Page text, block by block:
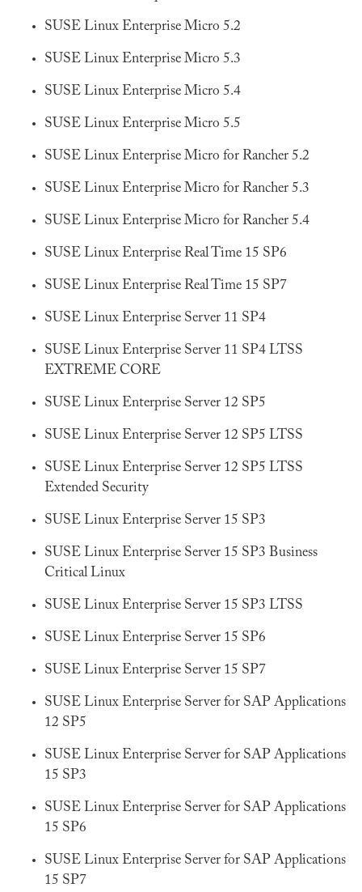
SUSE Linux Enterprise Micro 5.2
SUSE Linux Enterprise Micro 5.3
SUSE Linux Enterprise Micro 5.4
SUSE Linux Enterprise Micro 5.5
SUSE Linux Enterprise Micro for Rancher 5.2
SUSE Linux Enterprise Micro for Rancher 5.3
SUSE Linux Enterprise Micro for Rancher 5.4
SUSE Linux Enterprise Real Time 15 SP6
SUSE Linux Enterprise Real Time 15 SP7
SUSE Linux Enterprise Server 11 SP4
SUSE Linux Enterprise Server 11 SP4 LTSS
EXTREME CORE
SUSE Linux Enterprise Server 12 SP5
SUSE Linux Enterprise Server 12 SP5 LTSS
SUSE Linux Enterprise Server 12 SP5 LTSS
Extended Security
SUSE Linux Enterprise Server 15 SP3
SUSE Linux Enterprise Server 15 SP3 Business
Critical Linux
SUSE Linux Enterprise Server 15 SP3 LTSS
SUSE Linux Enterprise Server 15 SP6
SUSE Linux Enterprise Server 15 SP7
SUSE Linux Enterprise Server for SAP Applications
12 SP5
SUSE Linux Enterprise Server for SAP Applications
15 SP3
SUSE Linux Enterprise Server for SAP Applications
15 SP6
SUSE Linux Enterprise Server for SAP Applications
15 SP7